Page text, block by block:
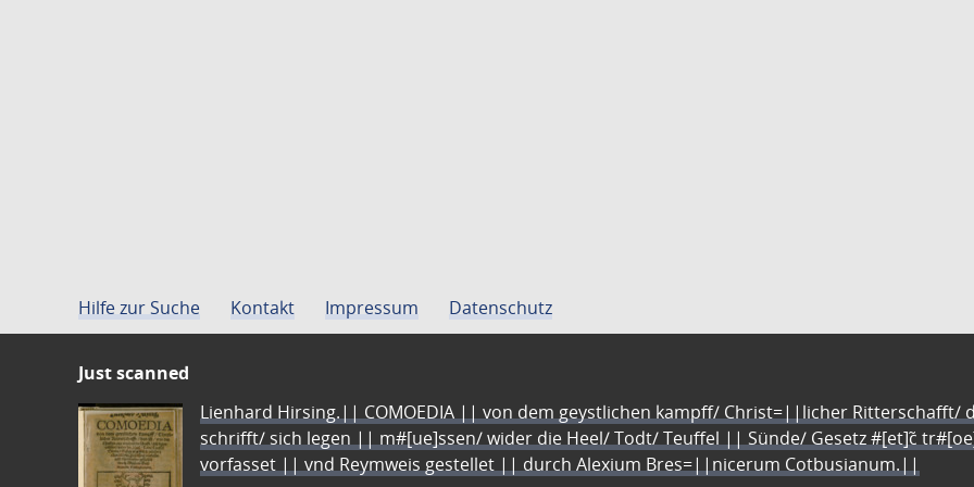
Hilfe zur Suche Kontakt Impressum Datenschutz
Just scanned
Lienhard Hirsing.|| COMOEDIA || von dem geystlichen kampff/ Christ=||licher Ritterschafft/
schrifft/ sich legen || m#[ue]ssen/ wider die Heel/ Todt/ Teuffel || Sünde/ Gesetz #[et]c̃
vorfasset || vnd Reymweis gestellet || durch Alexium Bres=||nicerum Cotbusianum.||